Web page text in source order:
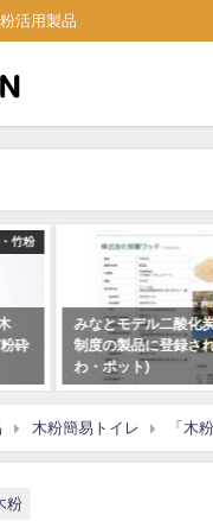
活用製品
竹粉
砕
みなとモデル二酸化
制度の製品に登録さ
わ・ポット)
木粉簡易トイレ 「木
粉